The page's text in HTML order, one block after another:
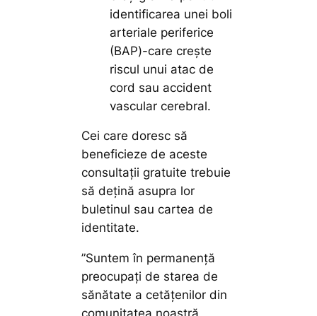
identificarea unei boli
arteriale periferice
(BAP)-care crește
riscul unui atac de
cord sau accident
vascular cerebral.
Cei care doresc să
beneficieze de aceste
consultații gratuite trebuie
să dețină asupra lor
buletinul sau cartea de
identitate.
”Suntem în permanență
preocupați de starea de
sănătate a cetățenilor din